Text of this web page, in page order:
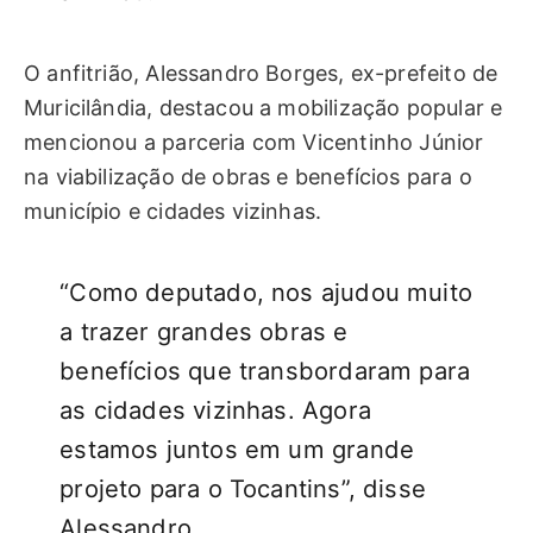
O anfitrião, Alessandro Borges, ex-prefeito de
Muricilândia, destacou a mobilização popular e
mencionou a parceria com Vicentinho Júnior
na viabilização de obras e benefícios para o
município e cidades vizinhas.
“Como deputado, nos ajudou muito
a trazer grandes obras e
benefícios que transbordaram para
as cidades vizinhas. Agora
estamos juntos em um grande
projeto para o Tocantins”, disse